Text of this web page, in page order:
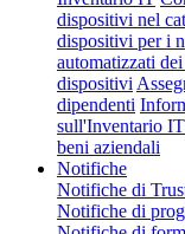
dispositivi nel
dispositivi per i
automatizzati
dispositivi
dipendenti
sull'Inventario IT
beni aziendali
Notifiche
Notifiche di
Notifiche di